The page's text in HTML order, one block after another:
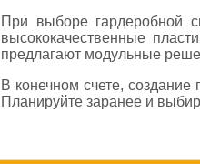
При выборе гардеробной
высококачественные
предлагают модульные
В конечном счете,
Планируйте заранее и